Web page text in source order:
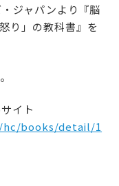
ジャパンより『脳
り」の教科書』を
イト
books/detail/1